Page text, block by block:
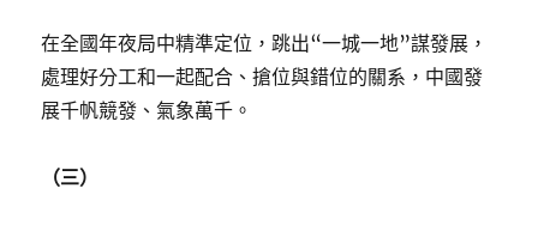
在全國年夜局中精準定位，跳出“一城一地”謀發展，
處理好分工和一起配合、搶位與錯位的關系，中國發
展千帆競發、氣象萬千。
（三）